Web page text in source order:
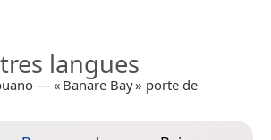
langues
— « Banare Bay » porte de